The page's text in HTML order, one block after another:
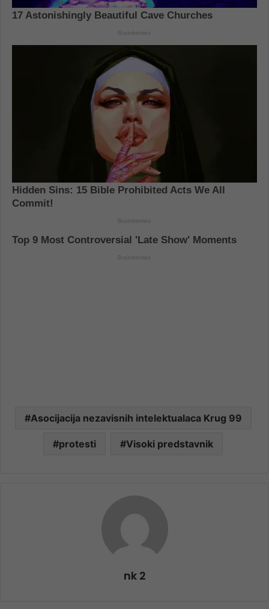
Asocijacija nezavisnih intelektualaca Krug 99
protesti Visoki predstavnik
nk 2